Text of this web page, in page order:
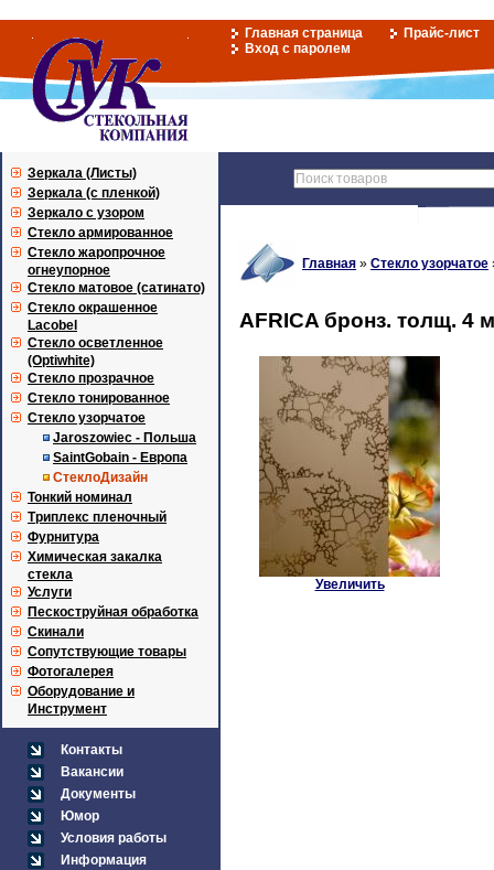
Главная страница
Прайс-лист
Вход с паролем
Зеркала (Листы)
Зеркала (с пленкой)
Зеркало с узором
Стекло армированное
Стекло жаропрочное
огнеупорное
Стекло матовое (сатинато)
Стекло окрашенное
Lacobel
Стекло осветленное
(Optiwhite)
Стекло прозрачное
Стекло тонированное
Стекло узорчатое
Jaroszowiec - Польша
SaintGobain - Европа
СтеклоДизайн
Тонкий номинал
Триплекс пленочный
Фурнитура
Химическая закалка
стекла
Услуги
Пескоструйная обработка
Скинали
Сопутствующие товары
Фотогалерея
Оборудование и
Инструмент
Контакты
Вакансии
Документы
Юмор
Условия работы
Информация
Главная » Стекло узорчатое
AFRICA бронз. толщ. 4
Увеличить